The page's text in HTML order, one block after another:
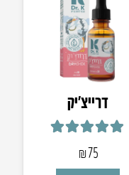
​דרייצ’יק
₪75